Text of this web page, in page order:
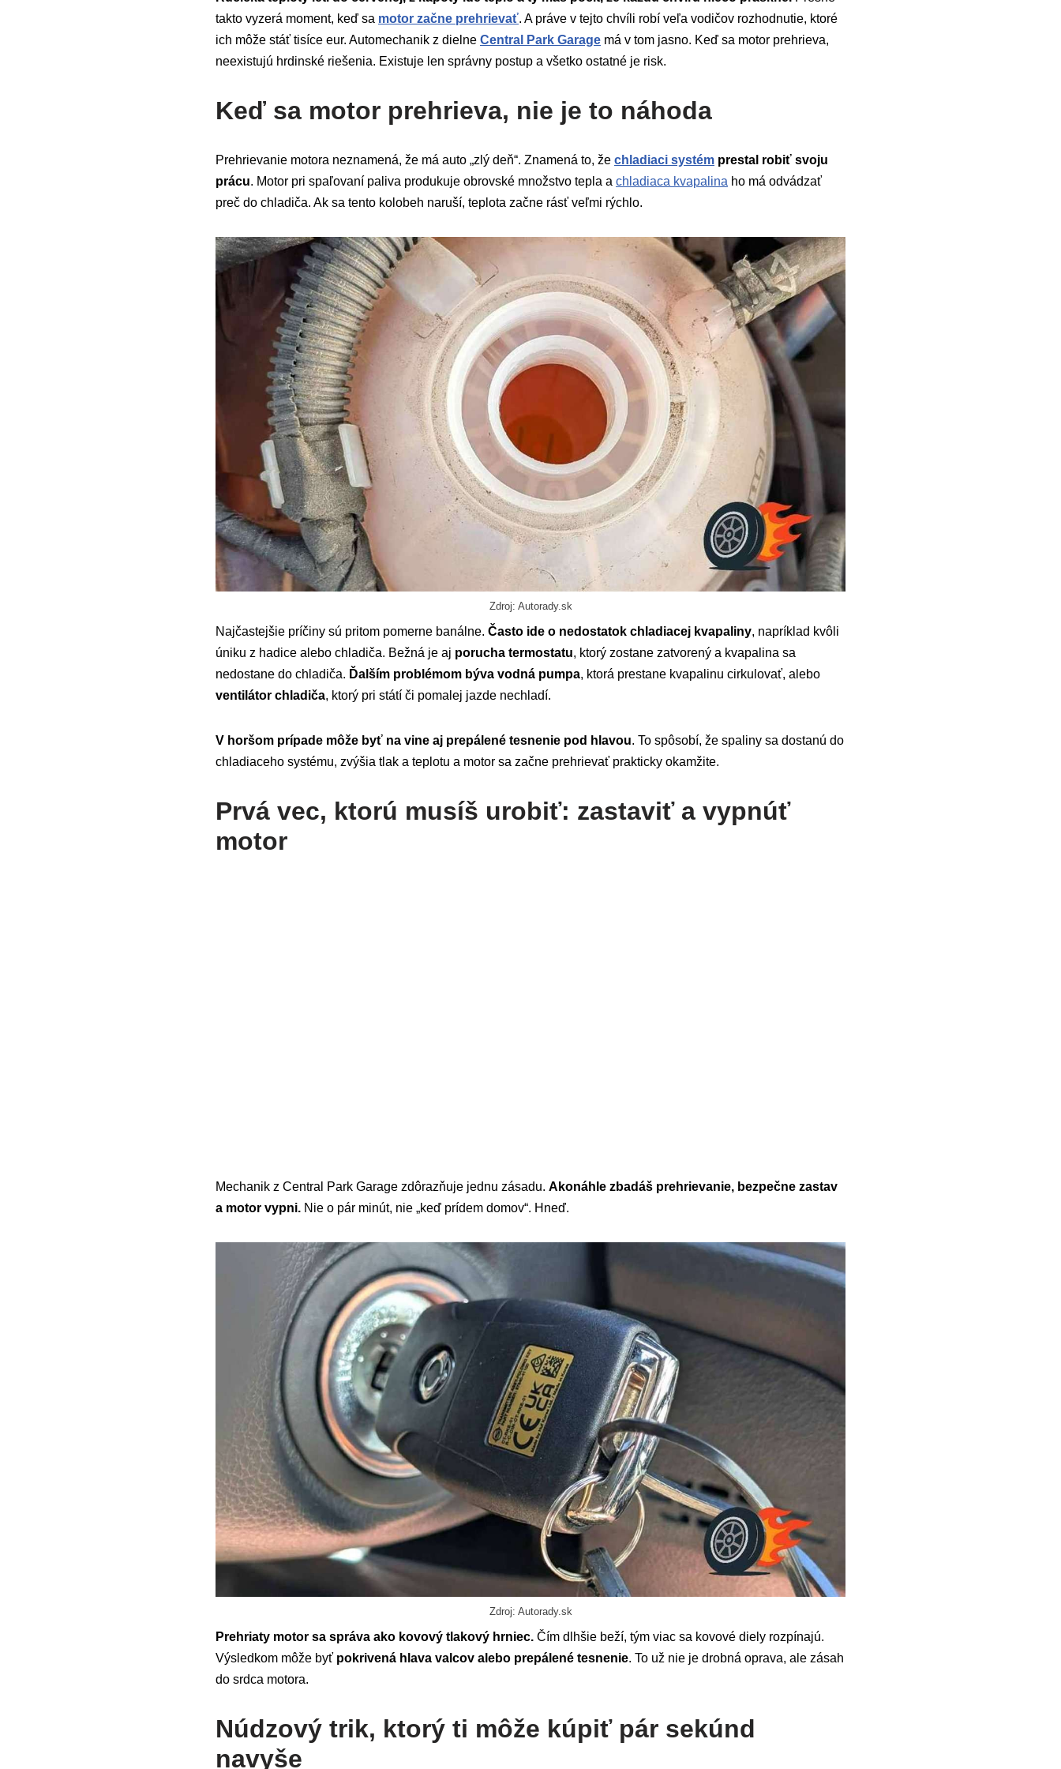
takto vyzerá moment, keď sa motor začne prehrievať. A práve v tejto chvíli robí veľa vodičov rozhodnutie, ktoré
ich môže stáť tisíce eur. Automechanik z dielne Central Park Garage má v tom jasno. Keď sa motor prehrieva,
neexistujú hrdinské riešenia. Existuje len správny postup a všetko ostatné je risk.
Keď sa motor prehrieva, nie je to náhoda
Prehrievanie motora neznamená, že má auto „zlý deň“. Znamená to, že chladiaci systém prestal robiť svoju
prácu. Motor pri spaľovaní paliva produkuje obrovské množstvo tepla a chladiaca kvapalina ho má odvádzať
preč do chladiča. Ak sa tento kolobeh naruší, teplota začne rásť veľmi rýchlo.
Zdroj: Autorady.sk
Najčastejšie príčiny sú pritom pomerne banálne. Často ide o nedostatok chladiacej kvapaliny, napríklad kvôli
úniku z hadice alebo chladiča. Bežná je aj porucha termostatu, ktorý zostane zatvorený a kvapalina sa
nedostane do chladiča. Ďalším problémom býva vodná pumpa, ktorá prestane kvapalinu cirkulovať, alebo
ventilátor chladiča, ktorý pri státí či pomalej jazde nechladí.
V horšom prípade môže byť na vine aj prepálené tesnenie pod hlavou. To spôsobí, že spaliny sa dostanú do
chladiaceho systému, zvýšia tlak a teplotu a motor sa začne prehrievať prakticky okamžite.
Prvá vec, ktorú musíš urobiť: zastaviť a vypnúť
motor
Mechanik z Central Park Garage zdôrazňuje jednu zásadu. Akonáhle zbadáš prehrievanie, bezpečne zastav
a motor vypni. Nie o pár minút, nie „keď prídem domov“. Hneď.
Zdroj: Autorady.sk
Prehriaty motor sa správa ako kovový tlakový hrniec. Čím dlhšie beží, tým viac sa kovové diely rozpínajú.
Výsledkom môže byť pokrivená hlava valcov alebo prepálené tesnenie. To už nie je drobná oprava, ale zásah
do srdca motora.
Núdzový trik, ktorý ti môže kúpiť pár sekúnd
navyše